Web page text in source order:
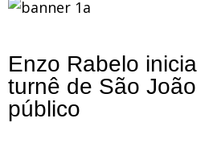
Enzo Rabelo
turnê de São
público